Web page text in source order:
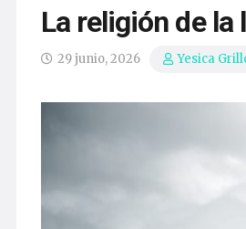
La religión de la
29 junio, 2026 Yesica